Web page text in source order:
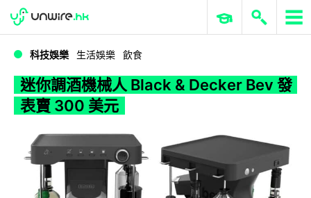
WWDC 2026 ERP 與商業 AI
科技娛樂 生活娛樂 飲食
迷你調酒機械人 Black & Decker Bev 發
表賣 300 美元